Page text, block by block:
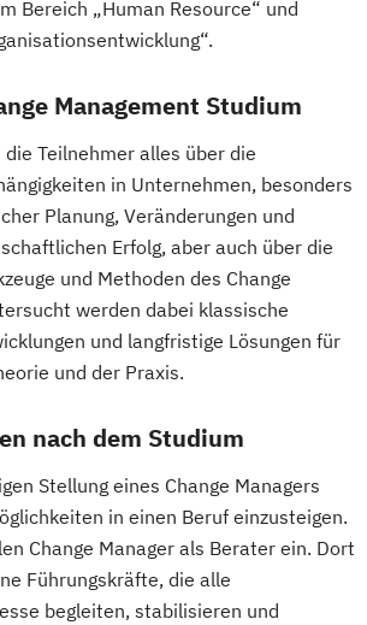
Bereich „Human Resource“ und
Management Studium
Teilnehmer alles über die
in Unternehmen, besonders
Planung, Veränderungen und
Erfolg, aber auch über die
und Methoden des Change
werden dabei klassische
und langfristige Lösungen für
und der Praxis.
nach dem Studium
Stellung eines Change Managers
in einen Beruf einzusteigen.
Change Manager als Berater ein. Dort
Führungskräfte, die alle
begleiten, stabilisieren und